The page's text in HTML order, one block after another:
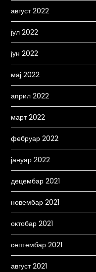
август 2022
јул 2022
јун 2022
мај 2022
април 2022
март 2022
фебруар 2022
јануар 2022
децембар 2021
новембар 2021
октобар 2021
септембар 2021
август 2021